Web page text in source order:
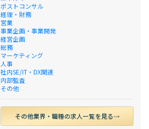
ポストコンサル
経理・財務
営業
事業企画・事業開発
経営企画
総務
マーケティング
人事
社内SE/IT・DX関連
内部監査
その他
その他業界・職種の求人一覧を見る